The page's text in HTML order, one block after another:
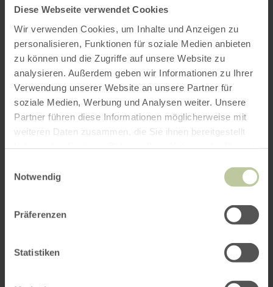
Diese Webseite verwendet Cookies
Wir verwenden Cookies, um Inhalte und Anzeigen zu
personalisieren, Funktionen für soziale Medien anbieten
zu können und die Zugriffe auf unsere Website zu
analysieren. Außerdem geben wir Informationen zu Ihrer
Verwendung unserer Website an unsere Partner für
soziale Medien, Werbung und Analysen weiter. Unsere
Partner führen diese Informationen möglicherweise mit
weiteren Daten zusammen, die Sie ihnen bereitgestellt
Notwendig
Präferenzen
Statistiken
ROUTE PLANEN
Das könnte Sie auch